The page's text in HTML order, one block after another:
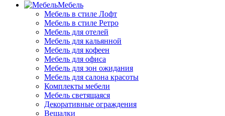
Мебель
Мебель в стиле Лофт
Мебель в стиле Ретро
Мебель для отелей
Мебель для кальянной
Мебель для кофеен
Мебель для офиса
Мебель для зон ожидания
Мебель для салона красоты
Комплекты мебели
Мебель светящаяся
Декоративные ограждения
Вешалки